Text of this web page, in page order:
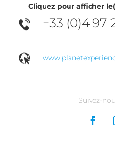
Cliquez pour afficher
+33 (0)4 97
Suivez-